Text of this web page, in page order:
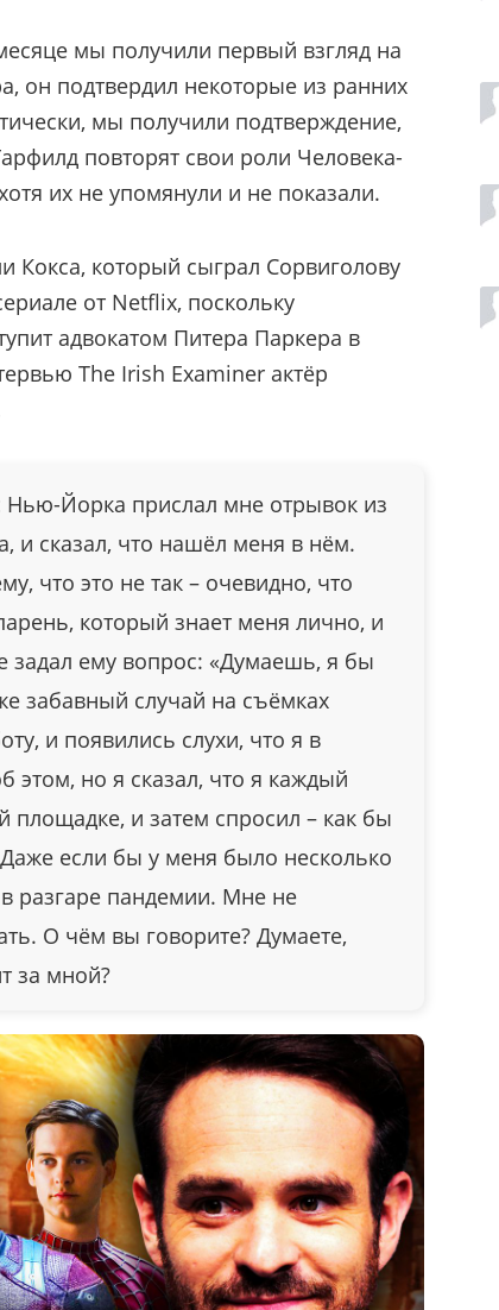
мы получили первый взгляд на
он подтвердил некоторые из ранних
мы получили подтверждение,
повторят свои роли Человека-
их не упомянули и не показали.
Кокса, который сыграл Сорвиголову
от Netflix, поскольку
адвокатом Питера Паркера в
The Irish Examiner актёр
Йорка прислал мне отрывок из
и сказал, что нашёл меня в нём.
что это не так – очевидно, что
который знает меня лично, и
задал ему вопрос: «Думаешь, я бы
забавный случай на съёмках
и появились слухи, что я в
этом, но я сказал, что я каждый
и затем спросил – как бы
если бы у меня было несколько
разгаре пандемии. Мне не
О чём вы говорите? Думаете,
за мной?